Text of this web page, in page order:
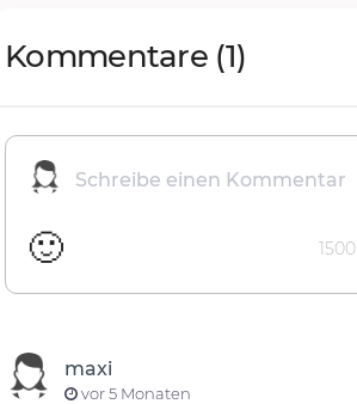
Kommentare (1)
🙂 1500
maxi
vor 5 Monaten